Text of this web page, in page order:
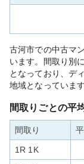
古河市での中古マ
います。間取り別
となっており、デ
地域となっています
間取りごとの平
間取り
1R 1K